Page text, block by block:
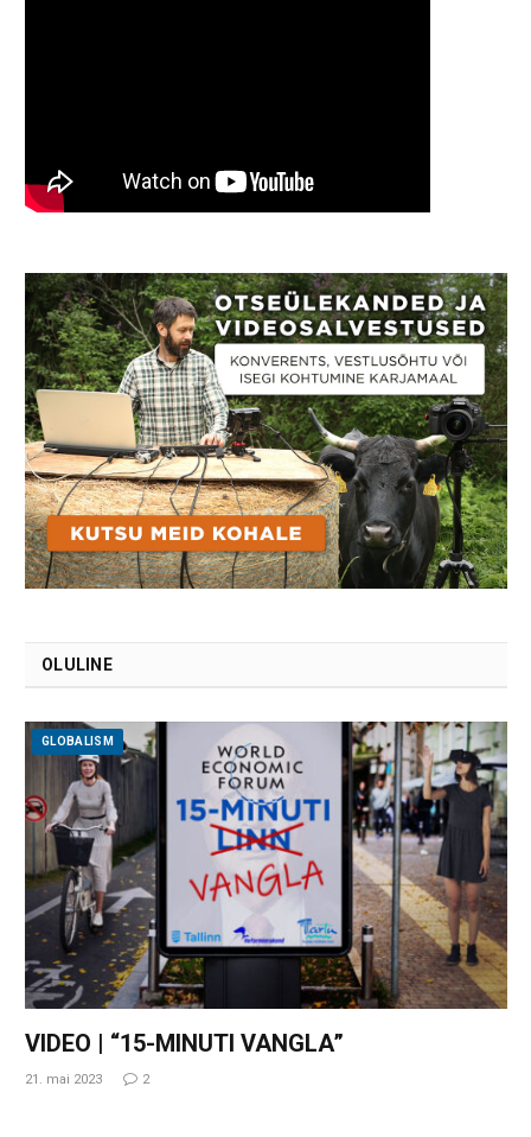
OLULINE
GLOBALISM
VIDEO | “15-MINUTI VANGLA”
21. mai 2023 2